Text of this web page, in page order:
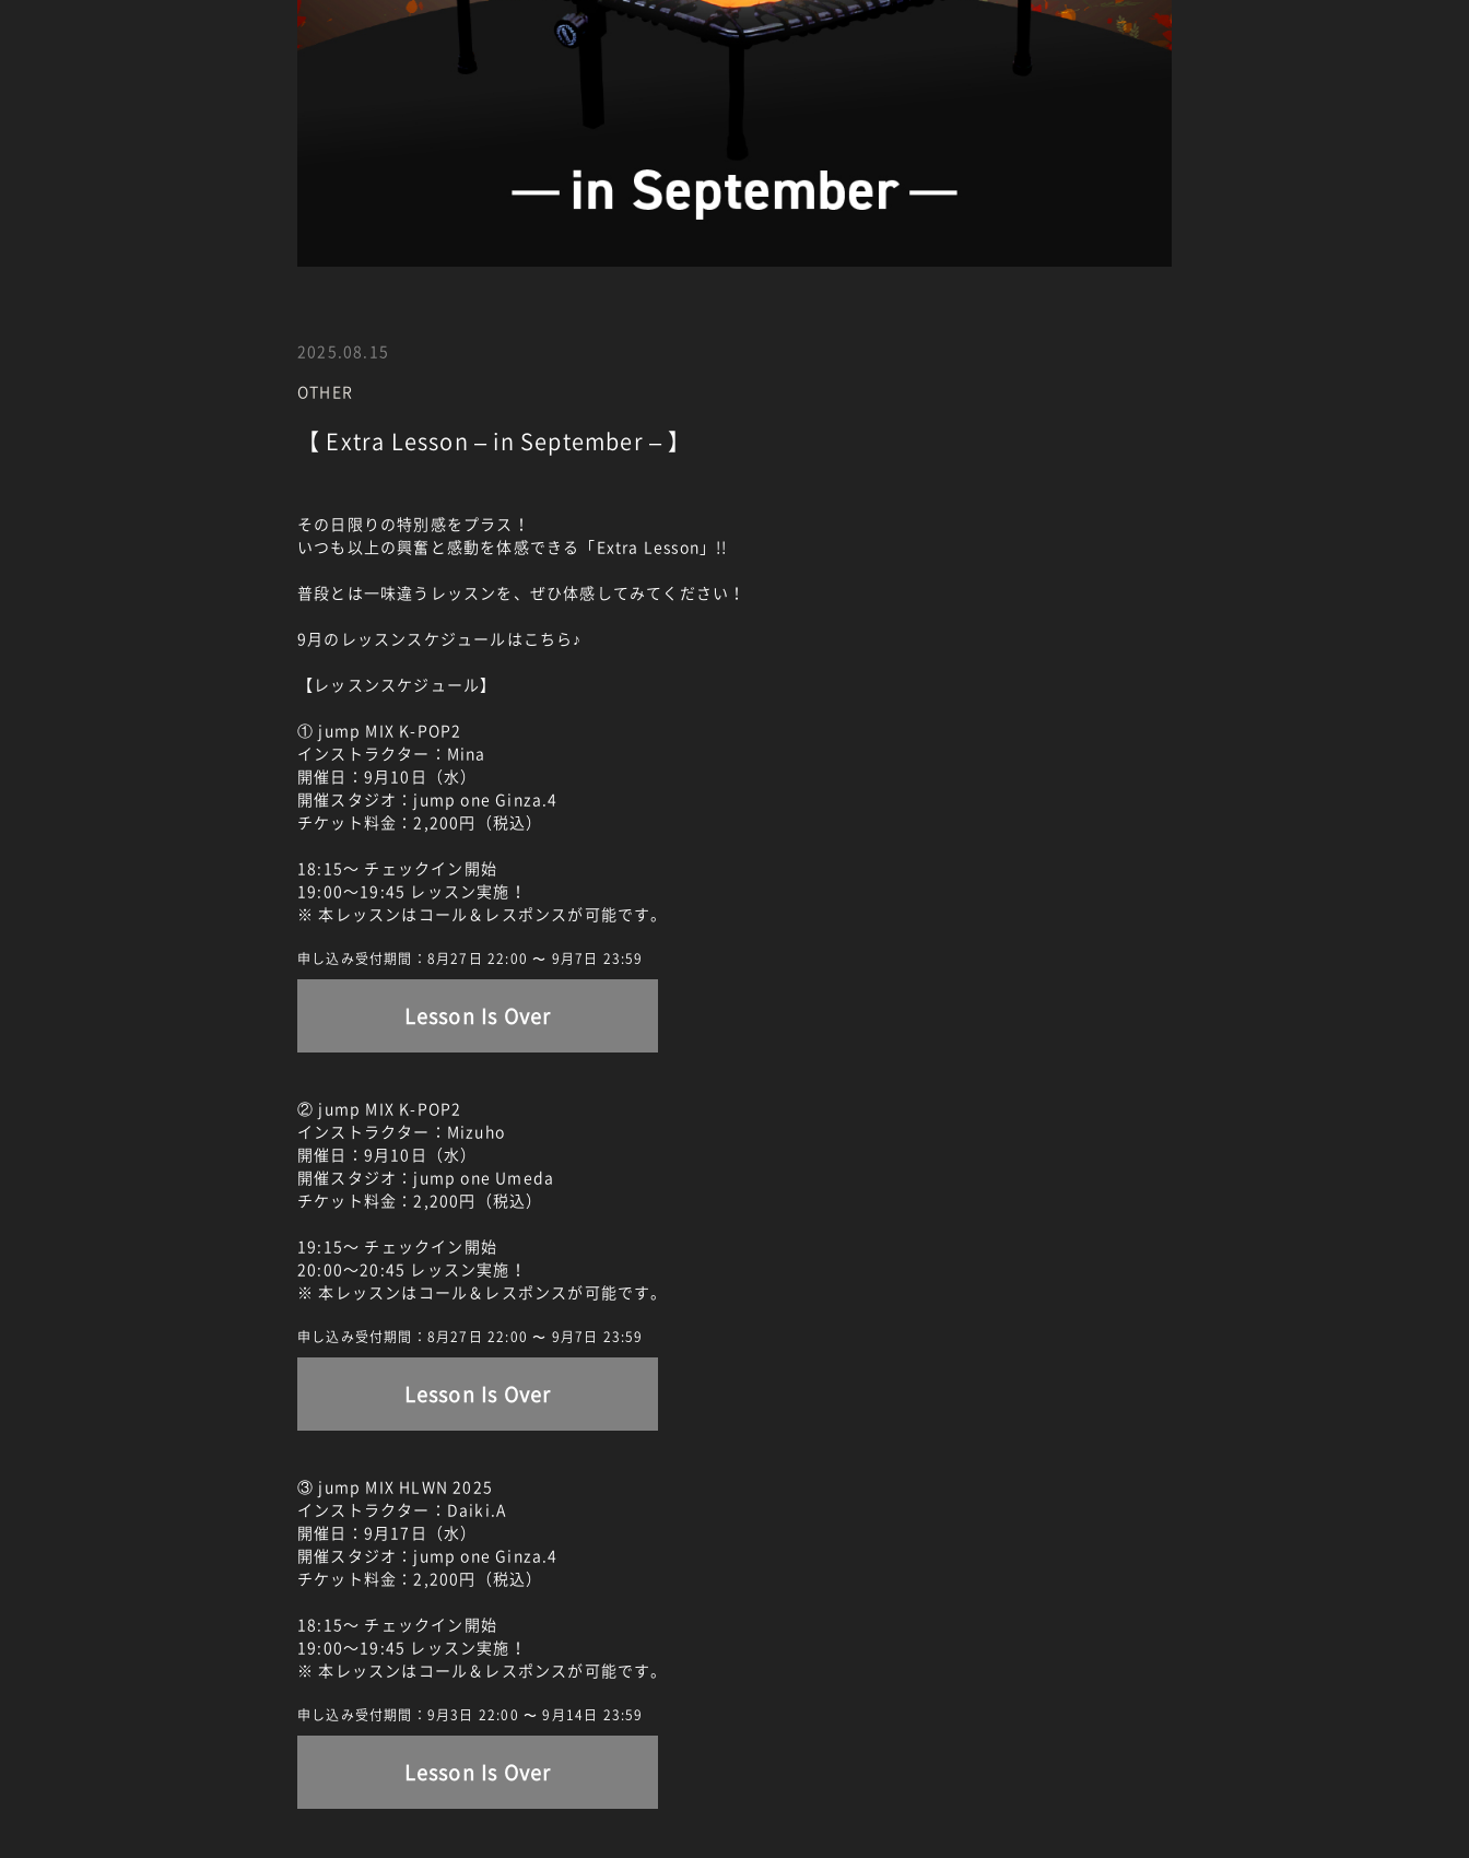
2025.08.15
OTHER
【 Extra Lesson – in September – 】
その日限りの特別感をプラス！
いつも以上の興奮と感動を体感できる「Extra Lesson」!!
普段とは一味違うレッスンを、ぜひ体感してみてください！
9月のレッスンスケジュールはこちら♪
【レッスンスケジュール】
① jump MIX K-POP2
インストラクター：Mina
開催日：9月10日（水）
開催スタジオ：jump one Ginza.4
チケット料金：2,200円（税込）
18:15～ チェックイン開始
19:00～19:45 レッスン実施！
※ 本レッスンはコール＆レスポンスが可能です。
申し込み受付期間：8月27日 22:00 〜 9月7日 23:59
Lesson Is Over
② jump MIX K-POP2
インストラクター：Mizuho
開催日：9月10日（水）
開催スタジオ：jump one Umeda
チケット料金：2,200円（税込）
19:15～ チェックイン開始
20:00～20:45 レッスン実施！
※ 本レッスンはコール＆レスポンスが可能です。
申し込み受付期間：8月27日 22:00 〜 9月7日 23:59
Lesson Is Over
③ jump MIX HLWN 2025
インストラクター：Daiki.A
開催日：9月17日（水）
開催スタジオ：jump one Ginza.4
チケット料金：2,200円（税込）
18:15～ チェックイン開始
19:00～19:45 レッスン実施！
※ 本レッスンはコール＆レスポンスが可能です。
申し込み受付期間：9月3日 22:00 〜 9月14日 23:59
Lesson Is Over